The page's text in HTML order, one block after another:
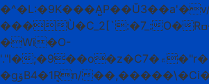
���Ù�C_2[`:�7_:O�Rߛ��d/��/
�Wi�O-
'."I�;�9��o�z�C۾�7�"r��T� ���
�gۆB4�1R͔n/��,�����\�Ci�⌣-